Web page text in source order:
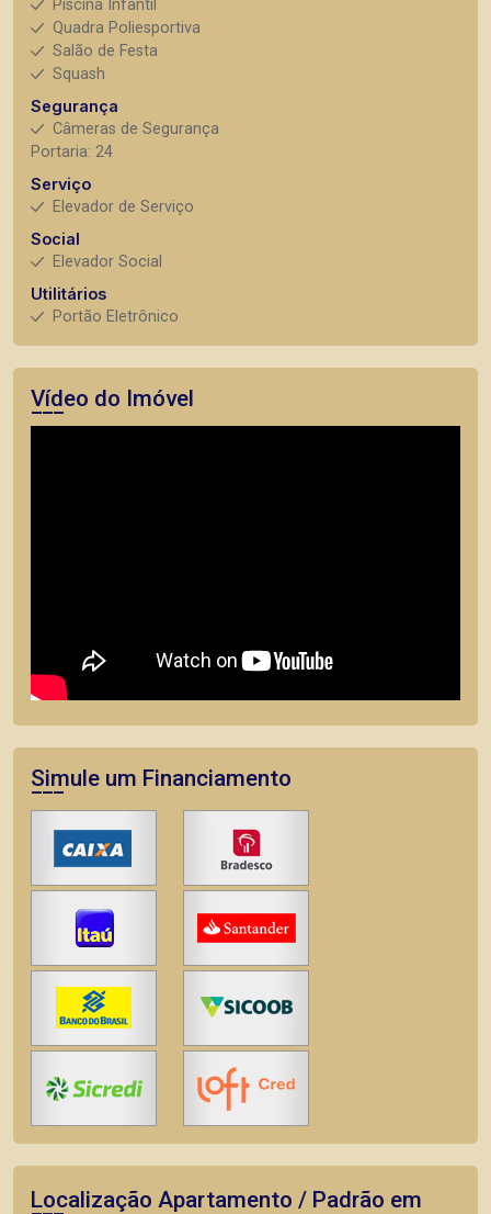
Piscina Infantil
Quadra Poliesportiva
Salão de Festa
Squash
Segurança
Câmeras de Segurança
Portaria: 24
Serviço
Elevador de Serviço
Social
Elevador Social
Utilitários
Portão Eletrônico
Vídeo do Imóvel
Simule um Financiamento
Localização Apartamento / Padrão em